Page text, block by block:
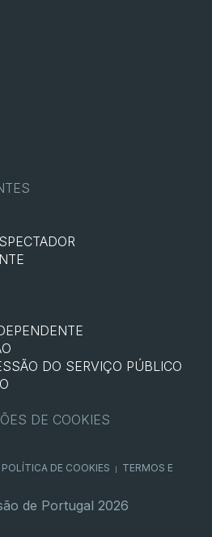
DO SERVIÇO PÚBLICO
DE COOKIES
POLÍTICA DE COOKIES
TERMOS E
de Portugal 2026